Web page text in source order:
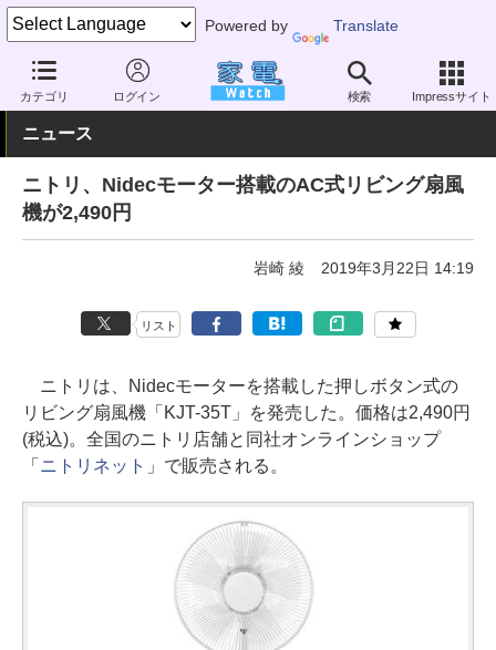
Powered by Translate
カテゴリ ログイン 検索 Impressサイト
家電 Watch 空調家電 扇風機 単機能
ニュース
ニトリ、Nidecモーター搭載のAC式リビング扇風
機が2,490円
岩崎 綾 2019年3月22日 14:19
リスト
ニトリは、Nidecモーターを搭載した押しボタン式の
リビング扇風機「KJT-35T」を発売した。価格は2,490円
(税込)。全国のニトリ店舗と同社オンラインショップ
「 ニトリネット 」で販売される。